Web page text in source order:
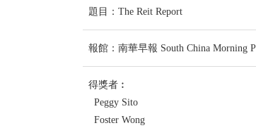
題目：The Reit Report
報館：南華早報 South China Morning
得獎者︰
Peggy Sito
Foster Wong